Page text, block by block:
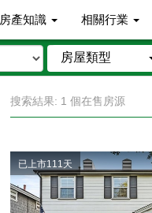
房產知識 相關行業
房屋類型
搜索結果: 1 個在售房源
已上市111天